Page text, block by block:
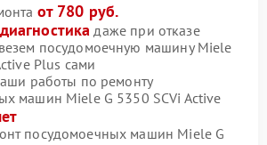
от 780 руб.
даже при отказе
посудомоечную машину Miele
Plus сами
работы по ремонту
машин Miele G 5350 SCVi Active
посудомоечных машин Miele G